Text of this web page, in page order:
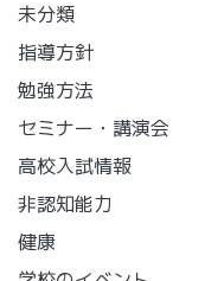
未分類
指導方針
勉強方法
セミナー・講演会
高校入試情報
非認知能力
健康